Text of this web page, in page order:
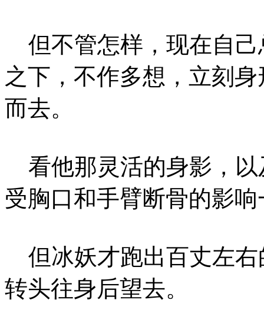
但不管怎样，现在自己
之下，不作多想，立刻
而去。
看他那灵活的身影，以
受胸口和手臂断骨的影响
但冰妖才跑出百丈左右
转头往身后望去。